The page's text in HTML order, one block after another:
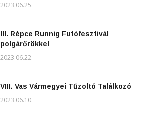
2023.06.25.
III. Répce Runnig Futófesztivál
polgárőrökkel
2023.06.22.
VIII. Vas Vármegyei Tűzoltó Találkozó
2023.06.10.